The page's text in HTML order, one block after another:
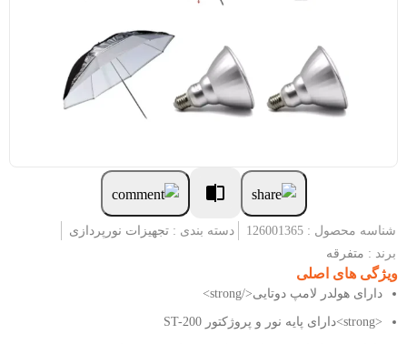
شناسه محصول : 126001365 دسته بندی : تجهیزات نورپردازی
برند : متفرقه
ویژگی های اصلی
دارای هولدر لامپ دوتایی</strong>
<strong>دارای پایه نور و پروژکتور ST-200